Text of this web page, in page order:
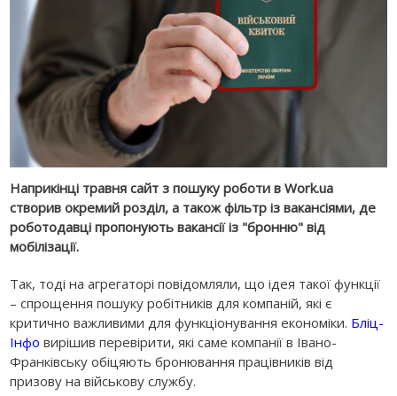
Наприкінці травня сайт з пошуку роботи в Work.ua
створив окремий розділ, а також фільтр із вакансіями, де
роботодавці пропонують вакансії із "бронню" від
мобілізації.
Так, тоді на агрегаторі повідомляли, що ідея такої функції
– спрощення пошуку робітників для компаній, які є
критично важливими для функціонування економіки. Бліц-
Інфо вирішив перевірити, які саме компанії в Івано-
Франківську обіцяють бронювання працівників від
призову на військову службу.